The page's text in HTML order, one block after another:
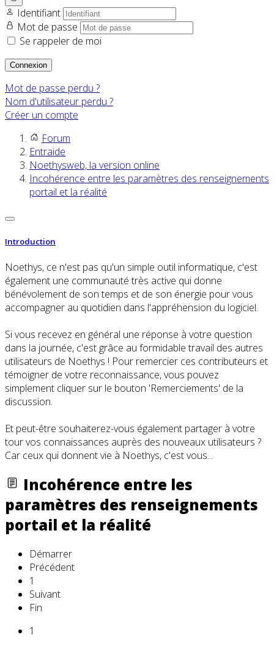
Identifiant
Mot de passe
Se rappeler de moi
Connexion
Mot de passe perdu ?
Nom d'utilisateur perdu ?
Créer un compte
Forum
Entraide
Noethysweb, la version online
Incohérence entre les paramètres des renseignements
portail et la réalité
Introduction
Noethys, ce n'est pas qu'un simple outil informatique, c'est
également une communauté très active qui donne
bénévolement de son temps et de son énergie pour vous
accompagner au quotidien dans l'appréhension du logiciel.
Si vous recevez en général une réponse à votre question
dans la journée, c'est grâce au formidable travail des autres
utilisateurs de Noethys ! Pour remercier ces contributeurs et
témoigner de votre reconnaissance, vous pouvez
simplement cliquer sur le bouton 'Remerciements' de la
discussion.
Et peut-être souhaiterez-vous également partager à votre
tour vos connaissances auprès des nouveaux utilisateurs ?
Car ceux qui donnent vie à Noethys, c'est vous...
Incohérence entre les
paramètres des renseignements
portail et la réalité
Démarrer
Précédent
1
Suivant
Fin
1